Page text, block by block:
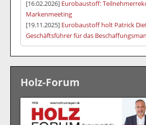
[16.02.2026] Eurobaustoff:
Markenmeeting
[19.11.2025] Eurobaustoff holt Patrick
Geschäftsführer für das
Holz-Forum